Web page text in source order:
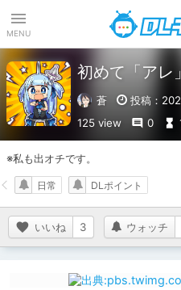
MENU
初めて「アレ
蒼 投稿：
125 view
0
※私も出オチです。
いいね 3 ウォッチ
日常 DLポイント